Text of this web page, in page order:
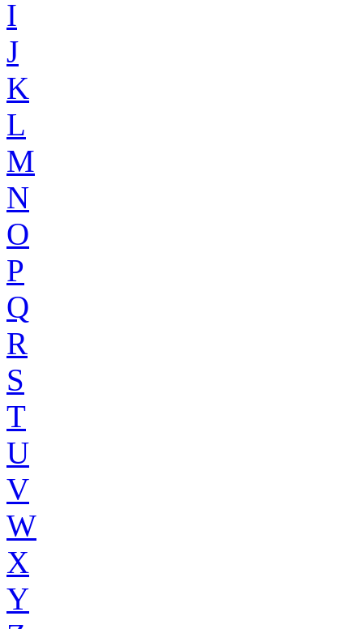
I
J
K
L
M
N
O
P
Q
R
S
T
U
V
W
X
Y